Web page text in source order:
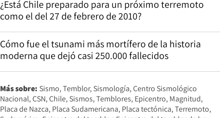
¿Está Chile preparado para un próximo terremoto
como el del 27 de febrero de 2010?
Cómo fue el tsunami más mortífero de la historia
moderna que dejó casi 250.000 fallecidos
Más sobre: Sismo Temblor Sismología Centro Sismológico
Nacional CSN Chile Sismos Temblores Epicentro Magnitud
Placa de Nazca Placa Sudamericana Placa tectónica Terremoto